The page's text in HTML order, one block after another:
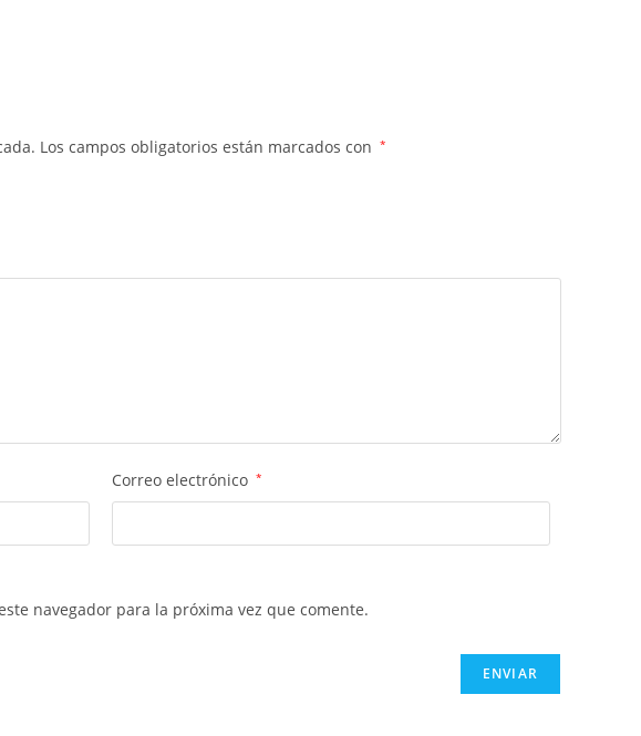
Los campos obligatorios están marcados con *
Correo electrónico *
navegador para la próxima vez que comente.